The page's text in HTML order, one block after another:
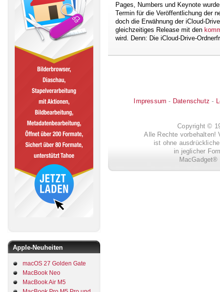
Apple-Neuheiten
macOS 27 Golden Gate
MacBook Neo
MacBook Air M5
Pages, Numbers und Keynote
Termin für die Veröffentlichung der
doch die Erwähnung der iCloud-
gleichzeitiges Release mit den
wird. Denn: Die iCloud-Drive-
Impressum - Datenschutz -
Copyright ©
Alle Rechte vorbehalten!
ist ohne
in jeglicher
MacGadget®